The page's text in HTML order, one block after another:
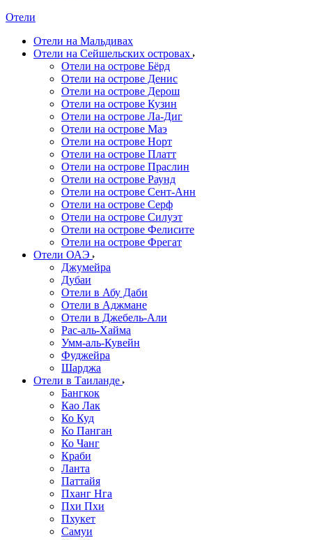
Отели
Отели на Мальдивах
Отели на Сейшельских островах
Отели на острове Бёрд
Отели на острове Денис
Отели на острове Дерош
Отели на острове Кузин
Отели на острове Ла-Диг
Отели на острове Маэ
Отели на острове Норт
Отели на острове Платт
Отели на острове Праслин
Отели на острове Раунд
Отели на острове Сент-Анн
Отели на острове Серф
Отели на острове Силуэт
Отели на острове Фелисите
Отели на острове Фрегат
Отели ОАЭ
Джумейра
Дубаи
Отели в Абу Даби
Отели в Аджмане
Отели в Джебель-Али
Рас-аль-Хайма
Умм-аль-Кувейн
Фуджейра
Шарджа
Отели в Таиланде
Бангкок
Као Лак
Ко Куд
Ко Панган
Ко Чанг
Краби
Ланта
Паттайя
Пханг Нга
Пхи Пхи
Пхукет
Самуи